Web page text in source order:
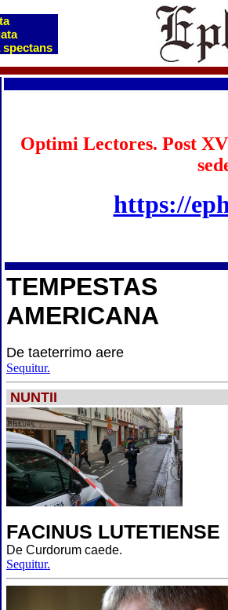
Optimi Lectores. Post
https://
TEMPESTAS
AMERICANA
De taeterrimo aere
Sequitur.
NUNTII
FACINUS LUTETIENSE
De Curdorum caede.
Sequitur.